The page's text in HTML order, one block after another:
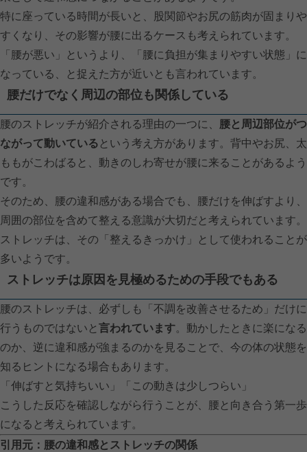
特に座っている時間が長いと、股関節やお尻の筋肉が固まりや
すくなり、その影響が腰に出るケースも考えられています。
「腰が悪い」というより、「腰に負担が集まりやすい状態」に
なっている、と捉えた方が近いとも言われています。
腰だけでなく周辺の部位も関係している
腰のストレッチが紹介される理由の一つに、
腰と周辺部位がつ
ながって動いている という考え方があります。背中やお尻、太
ももがこわばると、動きのしわ寄せが腰に来ることがあるよう
です。
そのため、腰の違和感がある場合でも、腰だけを伸ばすより、
周囲の部位を含めて整える意識が大切だと考えられています。
ストレッチは、その「整えるきっかけ」として使われることが
多いようです。
ストレッチは原因を見極めるための手段でもある
腰のストレッチは、必ずしも「不調を改善させるため」だけに
行うものではないと 言われています。動かしたときに楽になる
のか、逆に違和感が強まるのかを見ることで、今の体の状態を
知るヒントになる場合もあります。
「伸ばすと気持ちいい」「この動きは少しつらい」
こうした反応を確認しながら行うことが、腰と向き合う第一歩
になると考えられています。
引用元：腰の違和感とストレッチの関係